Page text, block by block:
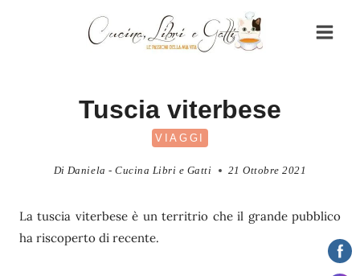
Tuscia viterbese
VIAGGI
Di Daniela - Cucina Libri e Gatti 21 Ottobre 2021
La tuscia viterbese è un territrio che il grande pubblico
ha riscoperto di recente.